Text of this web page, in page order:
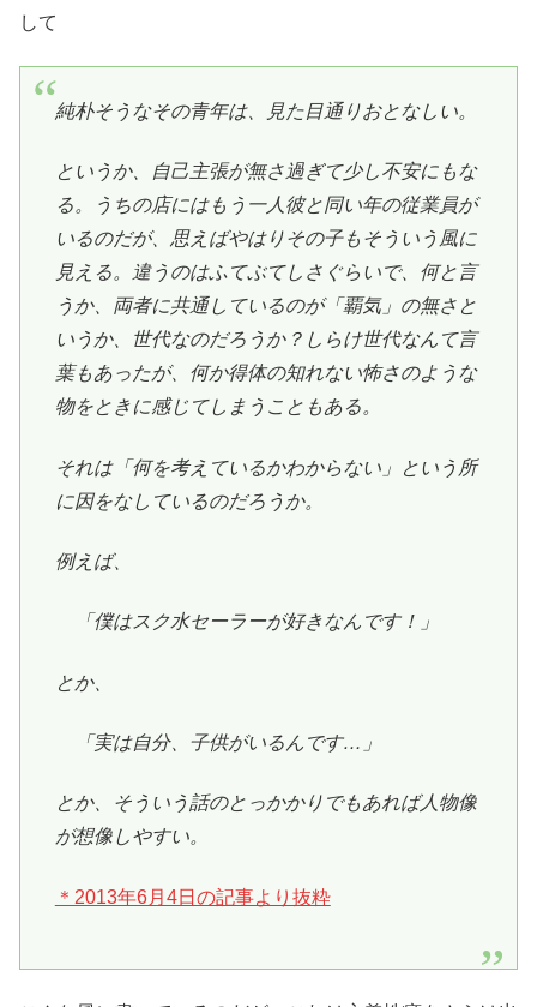
して
純朴そうなその青年は、見た目通りおとなしい。
というか、自己主張が無さ過ぎて少し不安にもな
る。うちの店にはもう一人彼と同い年の従業員が
いるのだが、思えばやはりその子もそういう風に
見える。違うのはふてぶてしさぐらいで、何と言
うか、両者に共通しているのが「覇気」の無さと
いうか、世代なのだろうか？しらけ世代なんて言
葉もあったが、何か得体の知れない怖さのような
物をときに感じてしまうこともある。
それは「何を考えているかわからない」という所
に因をなしているのだろうか。
例えば、
「僕はスク水セーラーが好きなんです！」
とか、
「実は自分、子供がいるんです…」
とか、そういう話のとっかかりでもあれば人物像
が想像しやすい。
＊2013年6月4日の記事より抜粋